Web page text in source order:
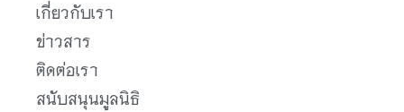
เกี่ยวกับเรา
ข่าวสาร
ติดต่อเรา
สนับสนุนมูลนิธิ